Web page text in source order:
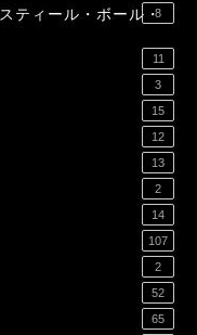
ティール・ボール・
8
11
3
15
12
13
2
14
107
2
52
65